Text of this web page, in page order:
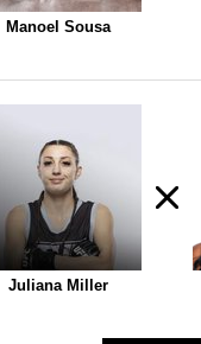
Manoel Sousa
Juliana Miller